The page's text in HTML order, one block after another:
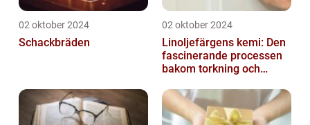
02 oktober 2024
Schackbräden
02 oktober 2024
Linoljefärgens kemi: Den
fascinerande processen
bakom torkning och